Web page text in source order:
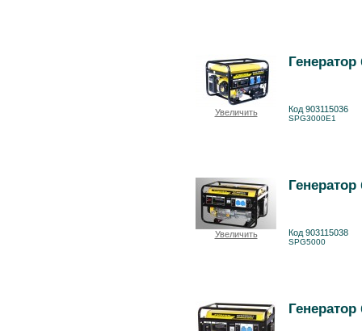
Увеличить Код 903115036
SPG3000E1
Увеличить Код 903115038
SPG5000